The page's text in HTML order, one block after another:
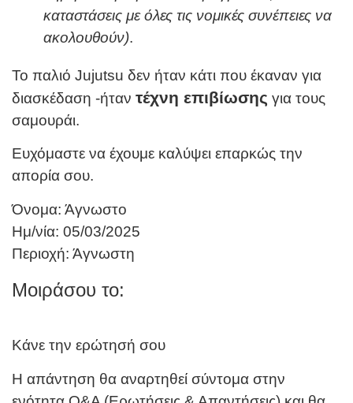
καταστάσεις με όλες τις νομικές συνέπειες να
ακολουθούν).
Το παλιό Jujutsu δεν ήταν κάτι που έκαναν για
διασκέδαση -ήταν τέχνη επιβίωσης για τους
σαμουράι.
Ευχόμαστε να έχουμε καλύψει επαρκώς την
απορία σου.
Όνομα: Άγνωστο
Ημ/νία: 05/03/2025
Περιοχή: Άγνωστη
Μοιράσου το:
Κάνε την ερώτησή σου
Η απάντηση θα αναρτηθεί σύντομα στην